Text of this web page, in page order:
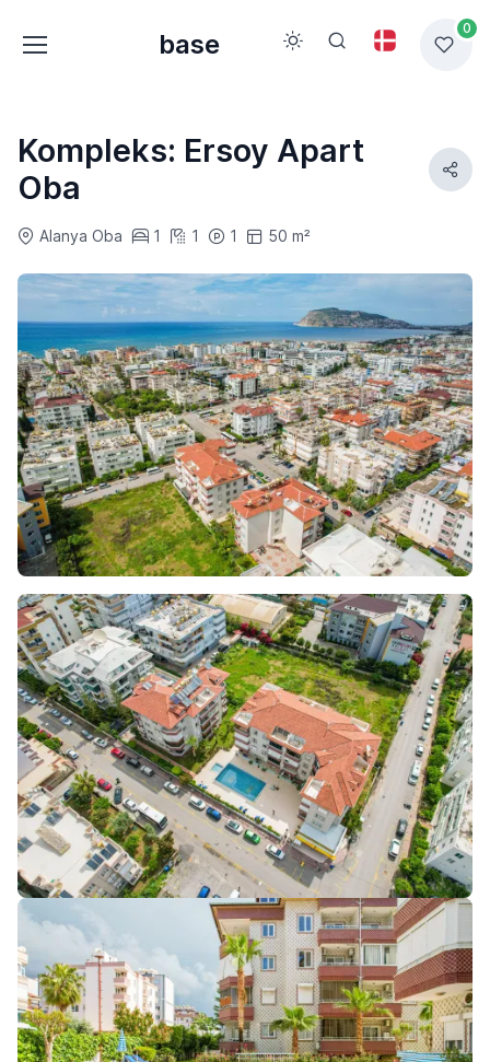
base
0
Kompleks: Ersoy Apart
Oba
Alanya Oba 1 1 1 50 m²